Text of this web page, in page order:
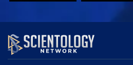
MŰSORNÉZÉS MŰSORNÉZÉS